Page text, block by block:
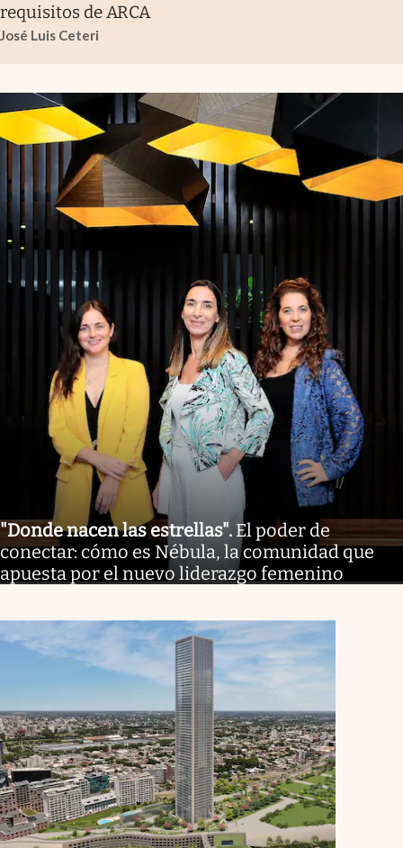
requisitos de ARCA
José Luis Ceteri
"Donde nacen las estrellas". El poder de
conectar: cómo es Nébula, la comunidad que
apuesta por el nuevo liderazgo femenino